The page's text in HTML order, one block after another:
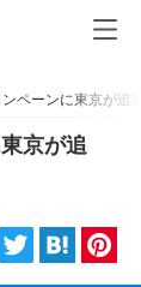
ペーンに東京が追
京が追